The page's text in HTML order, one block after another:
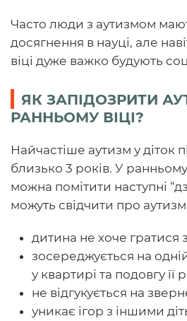
Часто люди з аутизмом
досягнення в науці, але
віці дуже важко будують
ЯК ЗАПІДОЗРИТИ
РАННЬОМУ ВІЦІ?
Найчастіше аутизм у діток
близько 3 років. У
можна помітити наступні
можуть свідчити про
дитина не хоче гратися
зосереджується на
у квартирі та подовгу її
не відгукується на
уникає ігор з іншими